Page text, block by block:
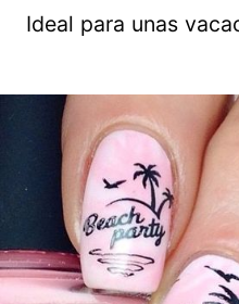
Ideal para unas